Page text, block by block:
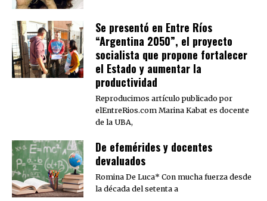
Se presentó en Entre Ríos
“Argentina 2050”, el proyecto
socialista que propone fortalecer
el Estado y aumentar la
productividad
Reproducimos artículo publicado por
elEntreRios.com Marina Kabat es docente
de la UBA,
De efemérides y docentes
devaluados
Romina De Luca* Con mucha fuerza desde
la década del setenta a